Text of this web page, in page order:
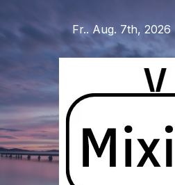
Inhalt
Fr.. Aug. 7th, 2026